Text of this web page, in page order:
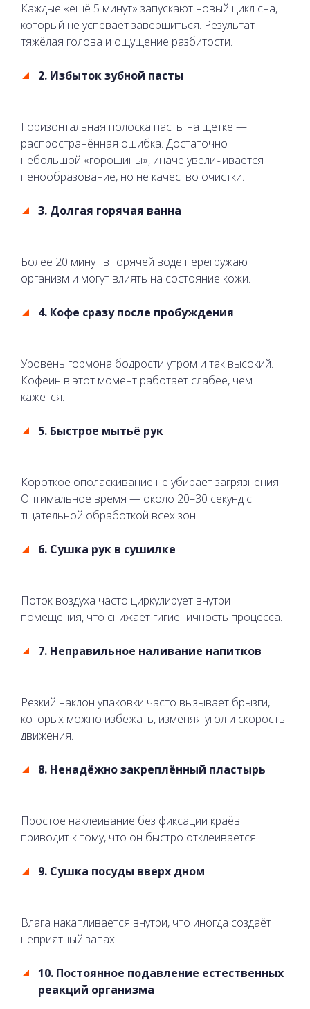
Каждые «ещё 5 минут» запускают новый цикл сна,
который не успевает завершиться. Результат —
тяжёлая голова и ощущение разбитости.
2. Избыток зубной пасты
Горизонтальная полоска пасты на щётке —
распространённая ошибка. Достаточно
небольшой «горошины», иначе увеличивается
пенообразование, но не качество очистки.
3. Долгая горячая ванна
Более 20 минут в горячей воде перегружают
организм и могут влиять на состояние кожи.
4. Кофе сразу после пробуждения
Уровень гормона бодрости утром и так высокий.
Кофеин в этот момент работает слабее, чем
кажется.
5. Быстрое мытьё рук
Короткое ополаскивание не убирает загрязнения.
Оптимальное время — около 20–30 секунд с
тщательной обработкой всех зон.
6. Сушка рук в сушилке
Поток воздуха часто циркулирует внутри
помещения, что снижает гигиеничность процесса.
7. Неправильное наливание напитков
Резкий наклон упаковки часто вызывает брызги,
которых можно избежать, изменяя угол и скорость
движения.
8. Ненадёжно закреплённый пластырь
Простое наклеивание без фиксации краёв
приводит к тому, что он быстро отклеивается.
9. Сушка посуды вверх дном
Влага накапливается внутри, что иногда создаёт
неприятный запах.
10. Постоянное подавление естественных
реакций организма